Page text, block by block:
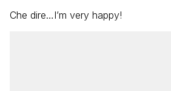
Che dire…I’m very happy!